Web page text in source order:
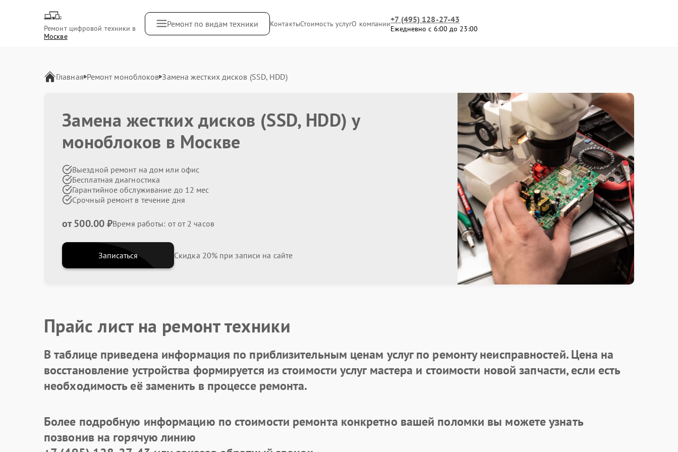
Ремонт цифровой техники в
Москве
Ремонт по видам техники КонтактыСтоимость услугО компании+7 (495) 128-27-43
Ежедневно с 6:00 до 23:00
Главная Ремонт моноблоков Замена жестких дисков (SSD, HDD)
Замена жестких дисков (SSD, HDD) у
моноблоков в Москве
Выездной ремонт на дом или офис
Бесплатная диагностика
Гарантийное обслуживание до 12 мес
Срочный ремонт в течение дня
от 500.00 ₽Время работы: от от 2 часов
Записаться Скидка 20% при записи на сайте
Прайс лист на ремонт техники
В таблице приведена информация по приблизительным ценам услуг по ремонту неисправностей. Цена на
восстановление устройства формируется из стоимости услуг мастера и стоимости новой запчасти, если есть
необходимость её заменить в процессе ремонта.
Более подробную информацию по стоимости ремонта конкретно вашей поломки вы можете узнать
позвонив на горячую линию